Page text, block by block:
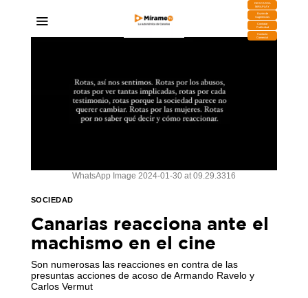
DESCARGA
MIRAPLAY
Buzón de
Sugerencias
Contratar
Publicidad
Contacto
Comercial
WhatsApp Image 2024-01-30 at 09.29.3316
SOCIEDAD
Canarias reacciona ante el
machismo en el cine
Son numerosas las reacciones en contra de las
presuntas acciones de acoso de Armando Ravelo y
Carlos Vermut